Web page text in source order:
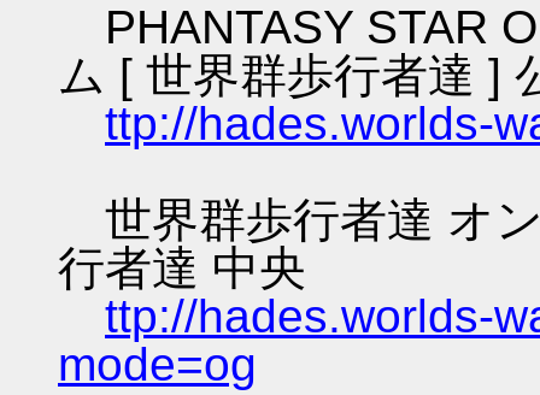
PHANTASY STAR
ム [ 世界群歩行者達 ]
ttp://hades.worlds-
世界群歩行者達 オ
行者達 中央
ttp://hades.worlds-
mode=og